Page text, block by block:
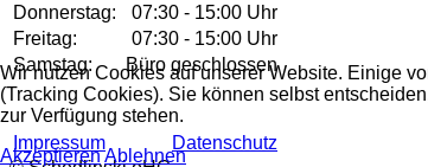
Donnerstag:
07:30 - 15:00 Uhr
Freitag:
07:30 - 15:00 Uhr
Samstag:
Büro geschlossen
Impressum
Datenschutz
Wir nutzen Cookies auf unserer Website. Einige
(Tracking Cookies). Sie können selbst
zur Verfügung stehen.
AkzeptierenAblehnen